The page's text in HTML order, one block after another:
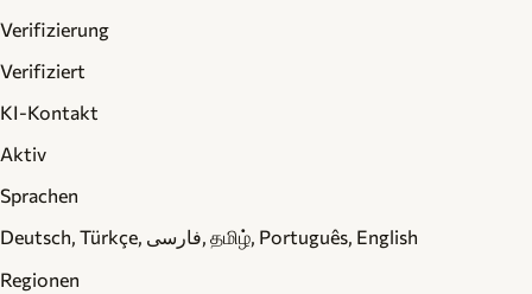
Verifizierung
Verifiziert
KI-Kontakt
Aktiv
Sprachen
Deutsch, Türkçe, فارسی, தமிழ், Português, English
Regionen